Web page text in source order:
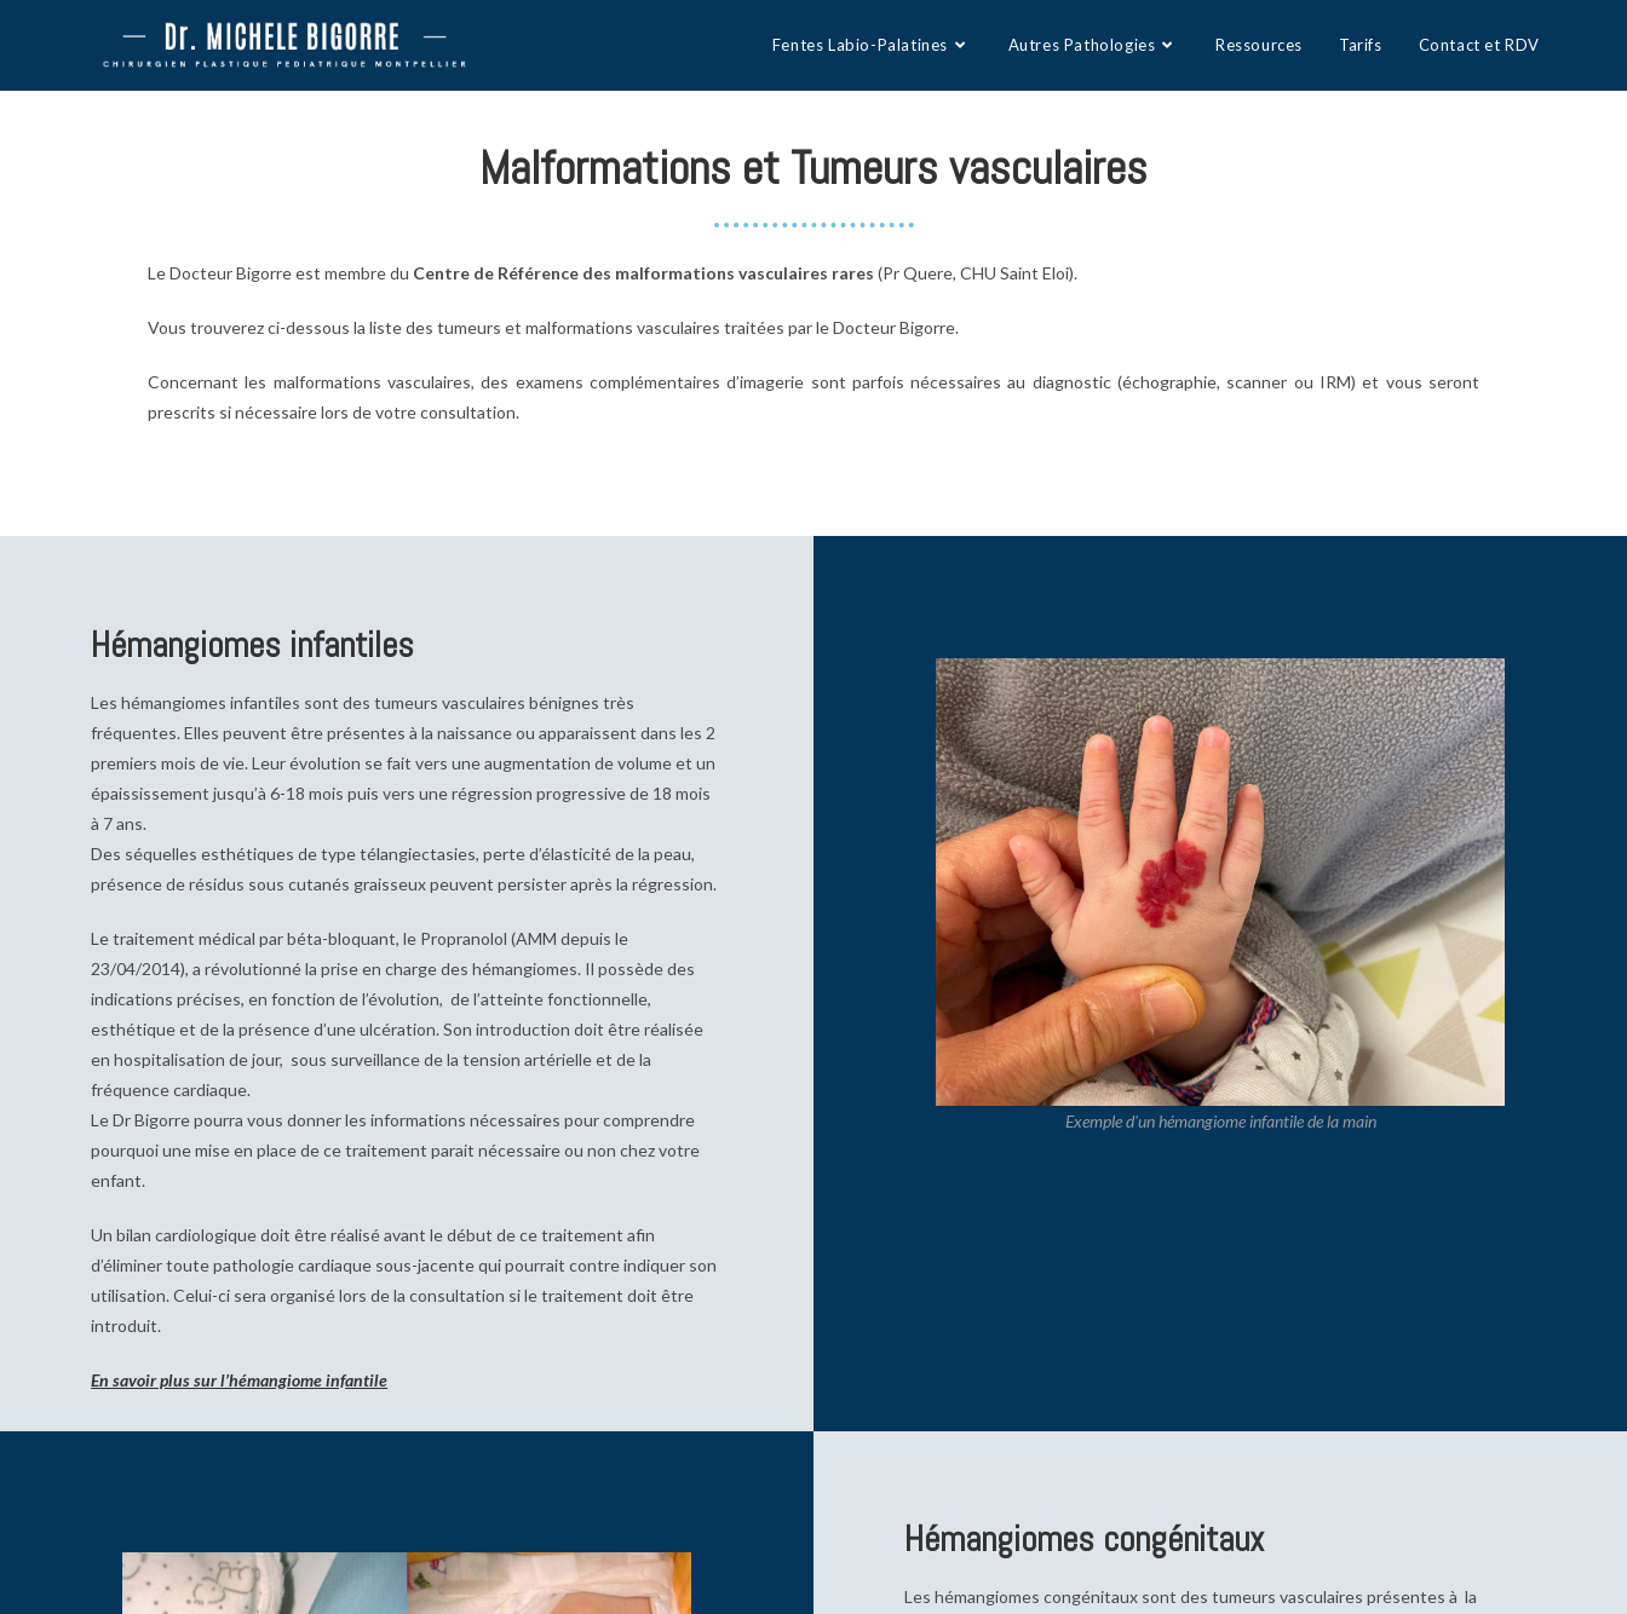
Fentes Labio-Palatines Autres Pathologies Ressources Tarifs Contact et RDV
Malformations et Tumeurs vasculaires
Le Docteur Bigorre est membre du Centre de Référence des malformations vasculaires rares (Pr Quere, CHU Saint Eloi).
Vous trouverez ci-dessous la liste des tumeurs et malformations vasculaires traitées par le Docteur Bigorre.
Concernant les malformations vasculaires, des examens complémentaires d’imagerie sont parfois nécessaires au diagnostic (échographie, scanner ou IRM) et vous seront
prescrits si nécessaire lors de votre consultation.
Hémangiomes infantiles
Les hémangiomes infantiles sont des tumeurs vasculaires bénignes très
fréquentes. Elles peuvent être présentes à la naissance ou apparaissent dans les 2
premiers mois de vie. Leur évolution se fait vers une augmentation de volume et un
épaississement jusqu’à 6-18 mois puis vers une régression progressive de 18 mois
à 7 ans.
Des séquelles esthétiques de type télangiectasies, perte d’élasticité de la peau,
présence de résidus sous cutanés graisseux peuvent persister après la régression.
Le traitement médical par béta-bloquant, le Propranolol (AMM depuis le
23/04/2014), a révolutionné la prise en charge des hémangiomes. Il possède des
indications précises, en fonction de l’évolution, de l’atteinte fonctionnelle,
esthétique et de la présence d’une ulcération. Son introduction doit être réalisée
en hospitalisation de jour, sous surveillance de la tension artérielle et de la
fréquence cardiaque.
Le Dr Bigorre pourra vous donner les informations nécessaires pour comprendre
pourquoi une mise en place de ce traitement parait nécessaire ou non chez votre
enfant.
Un bilan cardiologique doit être réalisé avant le début de ce traitement afin
d’éliminer toute pathologie cardiaque sous-jacente qui pourrait contre indiquer son
utilisation. Celui-ci sera organisé lors de la consultation si le traitement doit être
introduit.
En savoir plus sur l’hémangiome infantile
Exemple d'un hémangiome infantile de la main
Hémangiomes congénitaux
Les hémangiomes congénitaux sont des tumeurs vasculaires présentes à la